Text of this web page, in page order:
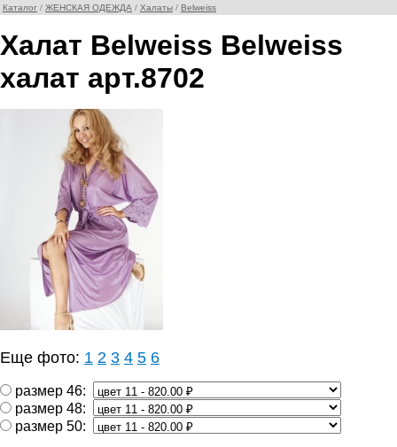
Каталог / ЖЕНСКАЯ ОДЕЖДА / Халаты / Belweiss
Халат Belweiss Belweiss
халат арт.8702
Еще фото: 1 2 3 4 5 6
размер 46:
размер 48:
размер 50: